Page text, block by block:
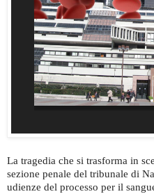
La tragedia che si trasforma in
sezione penale del tribunale di
udienze del processo per il